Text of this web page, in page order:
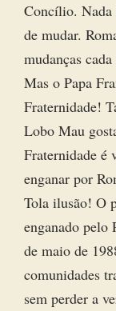
Concílio. Nada
de mudar.
mudanças
Mas o Papa
Fraternidade!
Lobo Mau
Fraternidade é
enganar por
Tola ilusão! O
enganado pelo
de maio de
comunidades
sem perder a